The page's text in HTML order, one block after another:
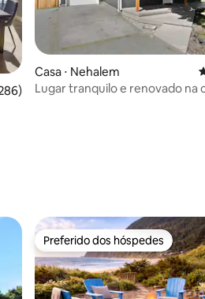
avaliação média de 5, 286
Casa ⋅ Nehalem
Lugar tranquilo e renovado na
Preferido dos hóspedes
Preferido dos hóspedes